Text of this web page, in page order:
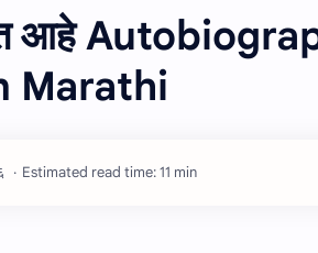
आहे
Marathi
Estimated read time: 11 min